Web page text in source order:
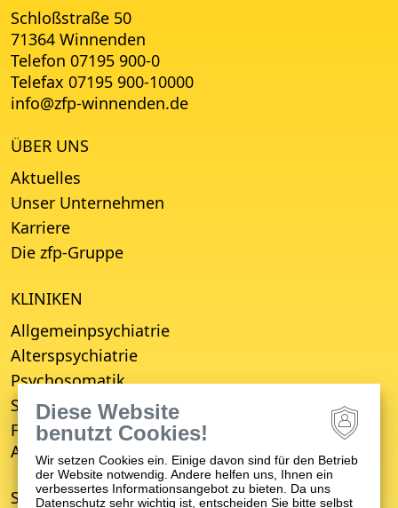
ÜBER UNS
Aktuelles
Unser Unternehmen
Karriere
Die zfp-Gruppe
KLINIKEN
Allgemeinpsychiatrie
Alterspsychiatrie
Psychosomatik
Suchttherapie
Fachbereich für Empfang, Erstberatung,
Aufnahme und Entwicklungsverzögerung (FBE)
STANDORTE
Schloßstraße 50
71364 Winnenden
Telefon 07195 900-0
Telefax 07195 900-10000
info@zfp-winnenden.de
Diese Website
benutzt Cookies!
Wir setzen Cookies ein. Einige davon sind für den Betrieb
der Website notwendig. Andere helfen uns, Ihnen ein
verbessertes Informationsangebot zu bieten. Da uns
Datenschutz sehr wichtig ist, entscheiden Sie bitte selbst